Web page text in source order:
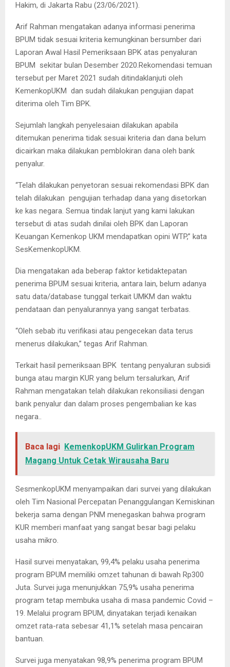
Hakim, di Jakarta Rabu (23/06/2021).
Arif Rahman mengatakan adanya informasi penerima
BPUM tidak sesuai kriteria kemungkinan bersumber dari
Laporan Awal Hasil Pemeriksaan BPK atas penyaluran
BPUM sekitar bulan Desember 2020.Rekomendasi temuan
tersebut per Maret 2021 sudah ditindaklanjuti oleh
KemenkopUKM dan sudah dilakukan pengujian dapat
diterima oleh Tim BPK.
Sejumlah langkah penyelesaian dilakukan apabila
ditemukan penerima tidak sesuai kriteria dan dana belum
dicairkan maka dilakukan pemblokiran dana oleh bank
penyalur.
“Telah dilakukan penyetoran sesuai rekomendasi BPK dan
telah dilakukan pengujian terhadap dana yang disetorkan
ke kas negara. Semua tindak lanjut yang kami lakukan
tersebut di atas sudah dinilai oleh BPK dan Laporan
Keuangan Kemenkop UKM mendapatkan opini WTP,” kata
SesKemenkopUKM.
Dia mengatakan ada beberap faktor ketidaktepatan
penerima BPUM sesuai kriteria, antara lain, belum adanya
satu data/database tunggal terkait UMKM dan waktu
pendataan dan penyalurannya yang sangat terbatas.
“Oleh sebab itu verifikasi atau pengecekan data terus
menerus dilakukan,” tegas Arif Rahman.
Terkait hasil pemeriksaan BPK tentang penyaluran subsidi
bunga atau margin KUR yang belum tersalurkan, Arif
Rahman mengatakan telah dilakukan rekonsiliasi dengan
bank penyalur dan dalam proses pengembalian ke kas
negara..
Baca lagi KemenkopUKM Gulirkan Program
Magang Untuk Cetak Wirausaha Baru
SesmenkopUKM menyampaikan dari survei yang dilakukan
oleh Tim Nasional Percepatan Penanggulangan Kemiskinan
bekerja sama dengan PNM menegaskan bahwa program
KUR memberi manfaat yang sangat besar bagi pelaku
usaha mikro.
Hasil survei menyatakan, 99,4% pelaku usaha penerima
program BPUM memiliki omzet tahunan di bawah Rp300
Juta. Survei juga menunjukkan 75,9% usaha penerima
program tetap membuka usaha di masa pandemic Covid –
19. Melalui program BPUM, dinyatakan terjadi kenaikan
omzet rata-rata sebesar 41,1% setelah masa pencairan
bantuan.
Survei juga menyatakan 98,9% penerima program BPUM